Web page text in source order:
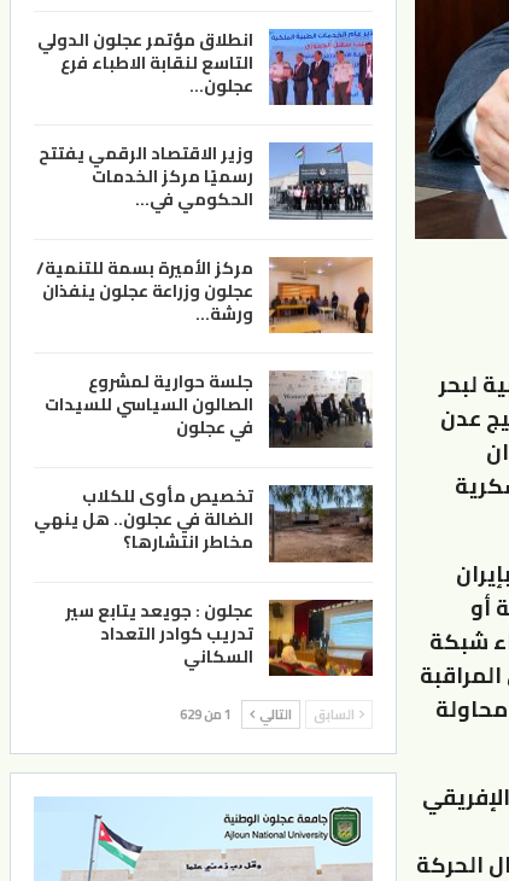
لبحر
عدن
أو
شبكة
الحركة
انطلاق مؤتمر عجلون الدولي
التاسع لنقابة الاطباء فرع
عجلون…
وزير الاقتصاد الرقمي يفتتح
رسميًا مركز الخدمات
الحكومي في…
مركز الأميرة بسمة للتنمية/
عجلون وزراعة عجلون ينفذان
ورشة…
جلسة حوارية لمشروع
الصالون السياسي للسيدات
في عجلون
تخصيص مأوى للكلاب
الضالة في عجلون.. هل ينهي
مخاطر انتشارها؟
عجلون : جويعد يتابع سير
تدريب كوادر التعداد
السكاني
السابق التالي 1 من 629